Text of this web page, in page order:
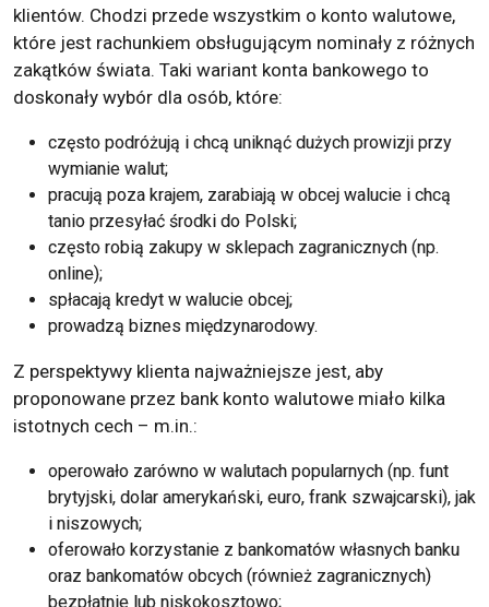
klientów. Chodzi przede wszystkim o konto walutowe,
które jest rachunkiem obsługującym nominały z różnych
zakątków świata. Taki wariant konta bankowego to
doskonały wybór dla osób, które:
często podróżują i chcą uniknąć dużych prowizji przy
wymianie walut;
pracują poza krajem, zarabiają w obcej walucie i chcą
tanio przesyłać środki do Polski;
często robią zakupy w sklepach zagranicznych (np.
online);
spłacają kredyt w walucie obcej;
prowadzą biznes międzynarodowy.
Z perspektywy klienta najważniejsze jest, aby
proponowane przez bank konto walutowe miało kilka
istotnych cech – m.in.:
operowało zarówno w walutach popularnych (np. funt
brytyjski, dolar amerykański, euro, frank szwajcarski), jak
i niszowych;
oferowało korzystanie z bankomatów własnych banku
oraz bankomatów obcych (również zagranicznych)
bezpłatnie lub niskokosztowo;